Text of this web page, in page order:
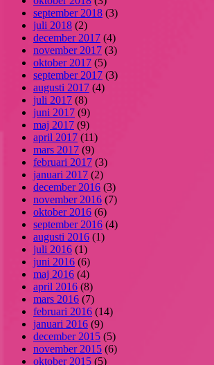
september 2018 (3)
juli 2018 (2)
december 2017 (4)
november 2017 (3)
oktober 2017 (5)
september 2017 (3)
augusti 2017 (4)
juli 2017 (8)
juni 2017 (9)
maj 2017 (9)
april 2017 (11)
mars 2017 (9)
februari 2017 (3)
januari 2017 (2)
december 2016 (3)
november 2016 (7)
oktober 2016 (6)
september 2016 (4)
augusti 2016 (1)
juli 2016 (1)
juni 2016 (6)
maj 2016 (4)
april 2016 (8)
mars 2016 (7)
februari 2016 (14)
januari 2016 (9)
december 2015 (5)
november 2015 (6)
oktober 2015 (5)